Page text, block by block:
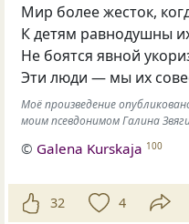
Мир более жесток,
К детям равнодушны
Не боятся явной
Эти люди — мы их
Моё произведение
моим псевдонимом Галина
© Galena Kurskaja 100
32 4